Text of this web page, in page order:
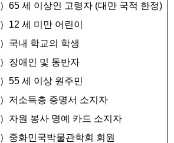
）65 세 이상인 고령자 (대만 국적 한정)
） 12세 미만 어린이
）국내 학교의 학생
）장애인 및 동반자
）55세 이상 원주민
）저소득층 증명서 소지자
）자원 봉사 명예 카드 소지자
）중화민국박물관학회 회원